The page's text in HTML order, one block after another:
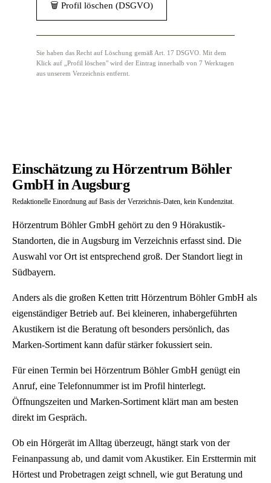
🗑 Profil löschen (DSGVO)
Sie haben das Recht auf Löschung gemäß Art. 17 DSGVO. Mit dem
Klick auf „Profil löschen" wird der Eintrag innerhalb von 7 Werktagen
aus unserem Verzeichnis entfernt.
Einschätzung zu Hörzentrum Böhler
GmbH in Augsburg
Redaktionelle Einordnung auf Basis der Verzeichnis-Daten, kein Kundenzitat.
Hörzentrum Böhler GmbH gehört zu den 9 Hörakustik-
Standorten, die in Augsburg im Verzeichnis erfasst sind. Die
Auswahl vor Ort ist entsprechend groß. Der Standort liegt in
Südbayern.
Anders als die großen Ketten tritt Hörzentrum Böhler GmbH als
eigenständiger Betrieb auf. Bei kleineren, inhabergeführten
Akustikern ist die Beratung oft besonders persönlich, das
Marken-Sortiment kann dafür stärker fokussiert sein.
Für einen Termin bei Hörzentrum Böhler GmbH genügt ein
Anruf, eine Telefonnummer ist im Profil hinterlegt.
Öffnungszeiten und Marken-Sortiment klärt man am besten
direkt im Gespräch.
Ob ein Hörgerät im Alltag überzeugt, hängt stark von der
Feinanpassung ab, und damit vom Akustiker. Ein Ersttermin mit
Hörtest und Probetragen zeigt schnell, wie gut Beratung und